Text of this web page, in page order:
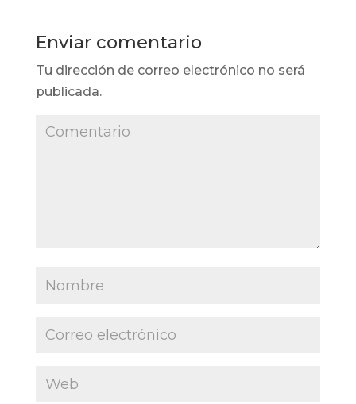
Enviar comentario
Tu dirección de correo electrónico no será
publicada.